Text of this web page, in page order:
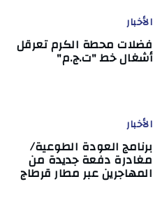
الأخبار
فضلات محطة الكرم تعرقل
أشغال خط "ت.ج.م"
الأخبار
برنامج العودة الطوعية/
مغادرة دفعة جديدة من
المهاجرين عبر مطار قرطاج